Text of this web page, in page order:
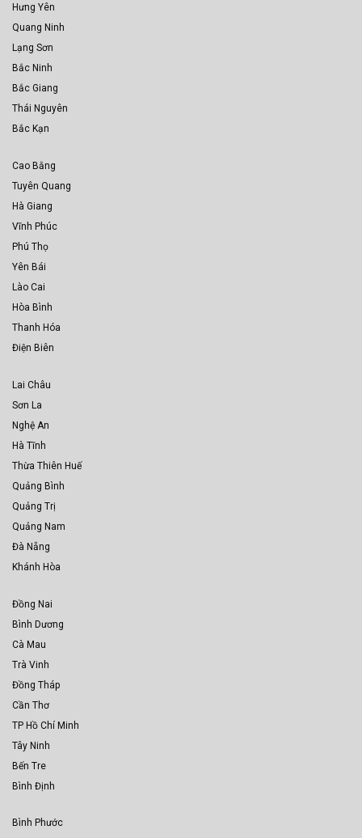
Hưng Yên
Quang Ninh
Lạng Sơn
Bắc Ninh
Bắc Giang
Thái Nguyên
Bắc Kạn
Cao Bằng
Tuyên Quang
Hà Giang
Vĩnh Phúc
Phú Thọ
Yên Bái
Lào Cai
Hòa Bình
Thanh Hóa
Điện Biên
Lai Châu
Sơn La
Nghệ An
Hà Tĩnh
Thừa Thiên Huế
Quảng Bình
Quảng Trị
Quảng Nam
Đà Nẵng
Khánh Hòa
Đồng Nai
Bình Dương
Cà Mau
Trà Vinh
Đồng Tháp
Cần Thơ
TP Hồ Chí Minh
Tây Ninh
Bến Tre
Bình Định
Bình Phước